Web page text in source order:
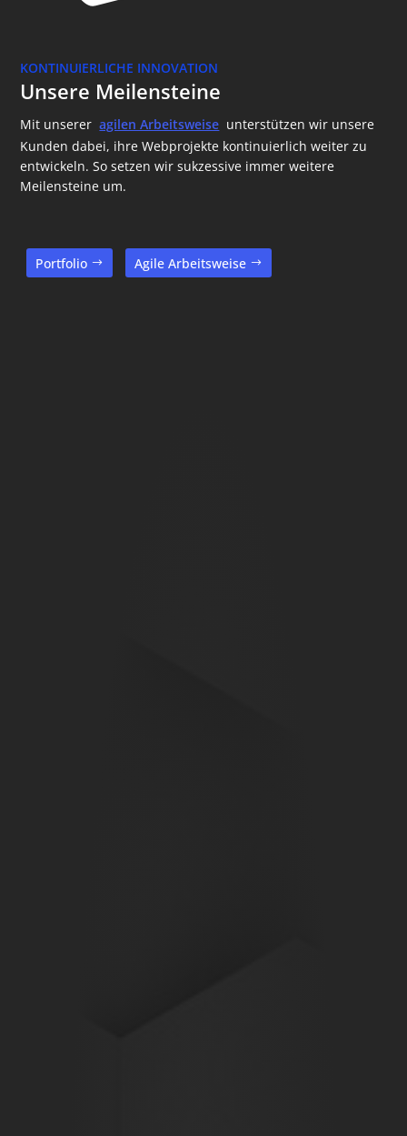
KONTINUIERLICHE INNOVATION
Unsere Meilensteine
Mit unserer agilen Arbeitsweise unterstützen wir unsere
Kunden dabei, ihre Webprojekte kontinuierlich weiter zu
entwickeln. So setzen wir sukzessive immer weitere
Meilensteine um.
Portfolio Agile Arbeitsweise